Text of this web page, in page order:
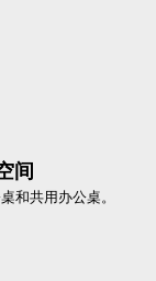
间
和共用办公桌。